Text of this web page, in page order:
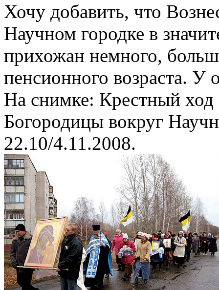
Хочу добавить, что
Научном городке в
прихожан немного,
пенсионного возраста. У
На снимке: Крестный ход
Богородицы вокруг
22.10/4.11.2008.